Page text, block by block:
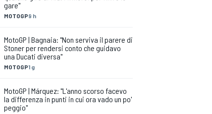
MOTOGP9 h
gare"
MOTOGP1 g
MotoGP | Bagnaia: "Non serviva il parere di
Stoner per rendersi conto che guidavo
una Ducati diversa"
MotoGP | Márquez: "L'anno scorso facevo
la differenza in punti in cui ora vado un po'
peggio"